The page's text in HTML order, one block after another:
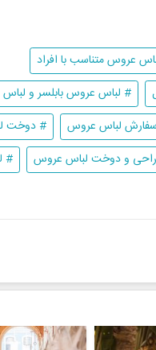
عروس متناسب با افراد
# لباس عروس بابلسر و
لباس عروس
# دوخت
و دوخت لباس عروس
#